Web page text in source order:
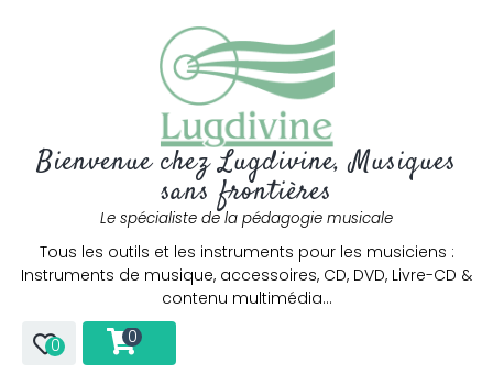
Bienvenue chez Lugdivine, Musiques
sans frontières
Le spécialiste de la pédagogie musicale
Tous les outils et les instruments pour les musiciens :
Instruments de musique, accessoires, CD, DVD, Livre-CD &
contenu multimédia…
0 0